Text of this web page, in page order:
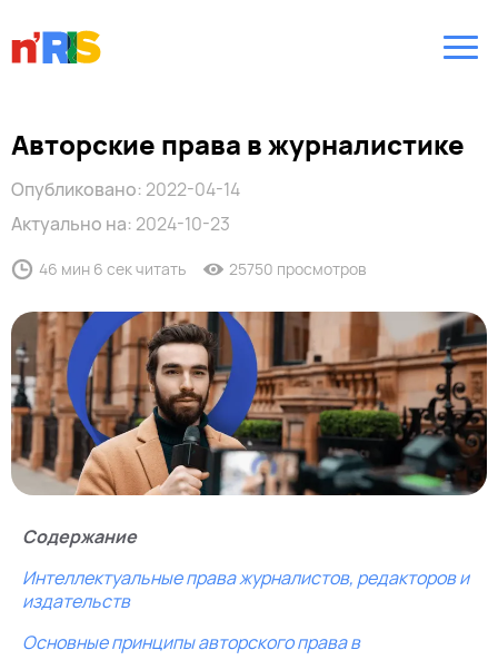
Авторские права в журналистике
Опубликовано: 2022-04-14
Актуально на: 2024-10-23
46 мин 6 сек читать 25750 просмотров
Содержание
Интеллектуальные права журналистов, редакторов и
издательств
Основные принципы авторского права в